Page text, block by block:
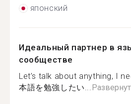
японский
Идеальный партнер в
сообществе
Let’s talk about anything, I
本語を勉強したい...